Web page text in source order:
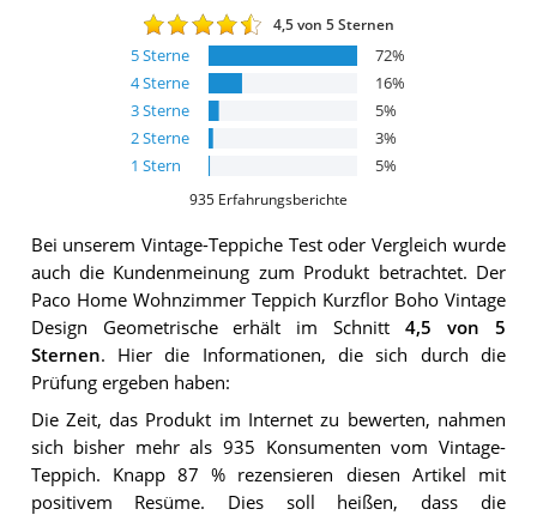
4,5von 5 Sternen
5Sterne 72%
4Sterne 16%
3Sterne 5%
2Sterne 3%
1 Stern 5%
935 Erfahrungsberichte
Bei unseremVintage-Teppiche Test oder Vergleich wurde
auch die Kundenmeinung zum Produkt betrachtet. Der
Paco Home Wohnzimmer Teppich Kurzflor Boho Vintage
Design Geometrischeerhält im Schnitt4,5 von 5
Sternen. Hier die Informationen, die sich durch die
Prüfung ergeben haben:
Die Zeit, das Produkt im Internet zu bewerten, nahmen
sich bisher mehr als 935 Konsumenten vom Vintage-
Teppich. Knapp 87 % rezensieren diesen Artikel mit
positivem Resüme. Dies soll heißen, dass die